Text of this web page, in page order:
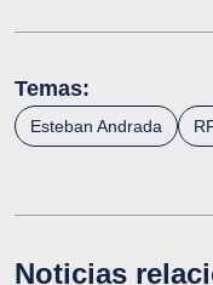
Temas:
Esteban Andrada
Noticias